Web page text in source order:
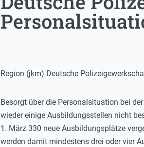
Region (jkm) Deutsche
Besorgt über die Personalsituation bei
wieder einige Ausbildungsstellen nicht
1. März 330 neue Ausbildungsplätze
werden damit mindestens drei oder vier